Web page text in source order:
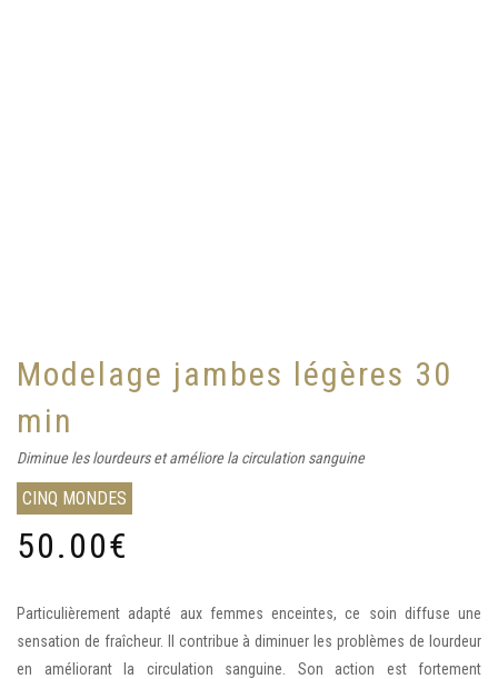
Modelage jambes légères 30
min
Diminue les lourdeurs et améliore la circulation sanguine
CINQ MONDES
50.00€
Particulièrement adapté aux femmes enceintes, ce soin diffuse une
sensation de fraîcheur. Il contribue à diminuer les problèmes de lourdeur
en améliorant la circulation sanguine. Son action est fortement